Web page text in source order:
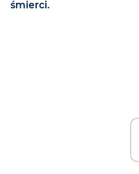
śmierci.